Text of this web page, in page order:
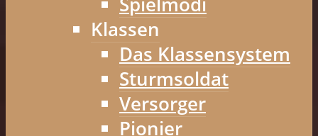
Klassen
Das Klassensystem
Sturmsoldat
Versorger
Pionier